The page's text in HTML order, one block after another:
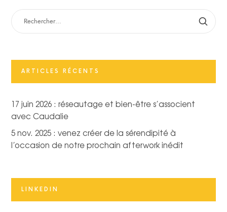
RECHERCHER :
ARTICLES RÉCENTS
17 juin 2026 : réseautage et bien-être s’associent
avec Caudalie
5 nov. 2025 : venez créer de la sérendipité à
l’occasion de notre prochain afterwork inédit
LINKEDIN